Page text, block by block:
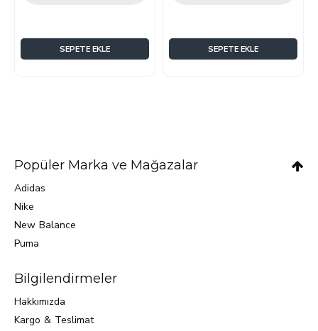
SEPETE EKLE SEPETE EKLE
Popüler Marka ve Mağazalar
Adidas
Nike
New Balance
Puma
Bilgilendirmeler
Hakkımızda
Kargo & Teslimat